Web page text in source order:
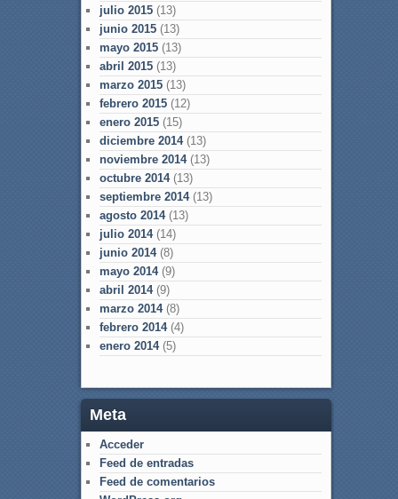
julio 2015(13)
junio 2015(13)
mayo 2015(13)
abril 2015(13)
marzo 2015(13)
febrero 2015(12)
enero 2015(15)
diciembre 2014(13)
noviembre 2014(13)
octubre 2014(13)
septiembre 2014(13)
agosto 2014(13)
julio 2014(14)
junio 2014(8)
mayo 2014(9)
abril 2014(9)
marzo 2014(8)
febrero 2014(4)
enero 2014(5)
Meta
Acceder
Feed de entradas
Feed de comentarios